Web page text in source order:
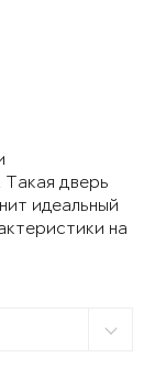
дверь
идеальный
на